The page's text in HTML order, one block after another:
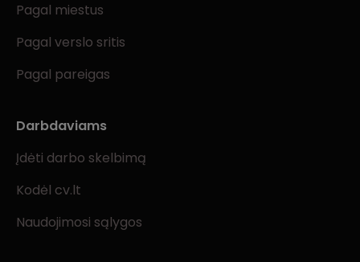
Pagal miestus
Pagal verslo sritis
Pagal pareigas
Darbdaviams
Įdėti darbo skelbimą
Kodėl cv.lt
Naudojimosi sąlygos